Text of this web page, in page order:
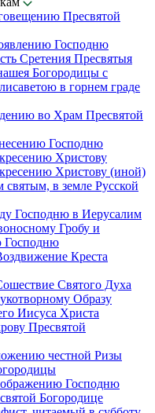
Пресвятой
Господню
Сретения Пресвятыя
Богородицы с
в горнем граде
во Храм Пресвятой
Господню
Христову
Христову (иной)
святым, в земле Русской
Господню в Иерусалим
Гробу и
Господню
Креста
Святого Духа
Образу
Иисуса Христа
Пресвятой
честной Ризы
Господню
Богородице